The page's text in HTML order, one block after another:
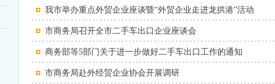
我市举办重点外贸企业座谈暨“外贸企业走进龙拱港”活动
市商务局召开全市二手车出口企业座谈会
商务部等5部门关于进一步做好二手车出口工作的通知
市商务局赴外经贸企业协会开展调研